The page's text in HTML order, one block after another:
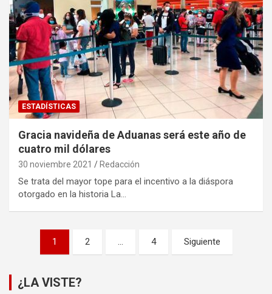
ESTADÍSTICAS
Gracia navideña de Aduanas será este año de
cuatro mil dólares
30 noviembre 2021 Redacción
Se trata del mayor tope para el incentivo a la diáspora
otorgado en la historia La…
Paginación
entradas
1 2 … 4 Siguiente
¿LA VISTE?